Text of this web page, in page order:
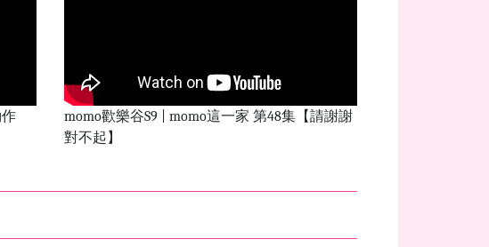
momo歡樂谷S9 | momo這一家 第48集【請謝謝
對不起】